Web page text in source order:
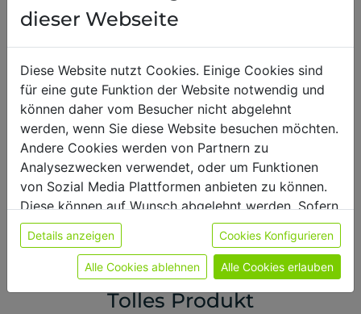
Schmeckt mit Milch wie ein typischer
Milkshake. :) Man kann ihn auch warm
genießen (habe ich aber noch nicht
probiert). Das ist mein Favorit!
28.07.2026,Michaela
Tolles Produkt
dieser Webseite
Diese Website nutzt Cookies. Einige Cookies sind
für eine gute Funktion der Website notwendig und
können daher vom Besucher nicht abgelehnt
werden, wenn Sie diese Website besuchen möchten.
Andere Cookies werden von Partnern zu
Analysezwecken verwendet, oder um Funktionen
von Sozial Media Plattformen anbieten zu können.
Diese können auf Wunsch abgelehnt werden. Sofern
sie unsere Webseite weiter nutzen, geben Sie
Einwilligung zu unseren Cookies.
Weitere Informationen finden sie in unserer
Datenschutzerklärungbzw. im Impressum
Details anzeigen Cookies Konfigurieren
Alle Cookies ablehnen Alle Cookies erlauben